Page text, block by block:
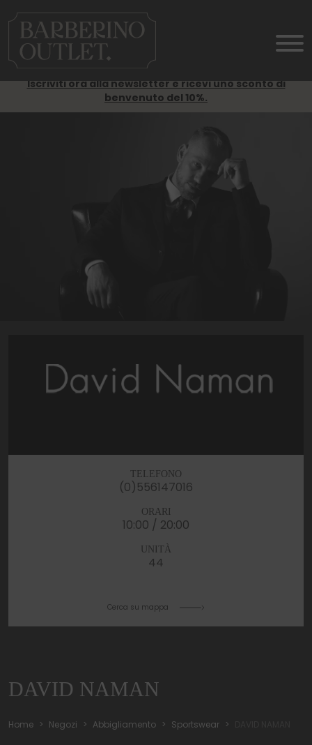
Iscriviti ora alla newsletter e ricevi uno sconto di
benvenuto del 10%.
TELEFONO
(0)556147016
ORARI
10:00 / 20:00
UNITÀ
44
Cerca su mappa
DAVID NAMAN
Home Negozi Abbigliamento Sportswear